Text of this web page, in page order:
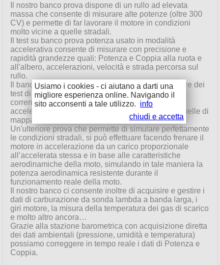
Il nostro banco prova dispone di un rullo ad elevata
massa che consente di misurare alte potenze (oltre 300
CV) e permette di far lavorare il motore in condizioni
molto vicine a quelle stradali.
Il test su banco prova potenza usato in modalità
accelerativa consente di misurare con precisione e
rapidità grandezze quali: Potenza e Coppia alla ruota e
all'albero, accelerazioni, velocità e strada percorsa sul
rullo.
Il banco "Braker 150" ci consente anche di effettuare dei
test di prova potenza sotto carico. Grazie al freno a
correnti parassite, si può bloccare il motore in
accelerazione a regimi preimpostati costruendo tabelle di
mappature.
Un'ulteriore prova che permette di simulare perfettamente
le condizioni stradali, si può effettuare facendo frenare il
motore in accelerazione da un carico proporzionale
all’accelerata stessa e in base alle caratteristiche
aerodinamiche della moto, simulando in tale maniera la
potenza aerodinamica resistente durante il
funzionamento reale della moto.
Il nostro banco ci consente inoltre di acquisire e gestire i
dati di carburazione da sonda lambda a banda larga, i
giri motore, la misura della temperatura dei gas di scarico
e molto altro ancora…
Grazie alla stazione barometrica con acquisizione diretta
dei dati ambientali (pressione, umidità e temperatura)
possiamo correggere in tempo reale i dati di Potenza e
Coppia.
Usiamo i cookies - ci aiutano a darti una
migliore esperienza online. Navigando il
sito acconsenti a tale utilizzo. info
chiudi e accetta